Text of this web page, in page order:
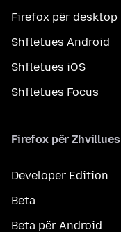
Firefox për desktop
Shfletues Android
Shfletues iOS
Shfletues Focus
Firefox për Zhvillues
Developer Edition
Beta
Beta për Android